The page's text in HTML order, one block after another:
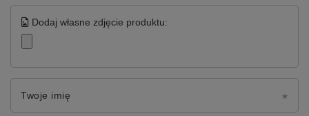
Dodaj własne zdjęcie produktu:
Twoje imię